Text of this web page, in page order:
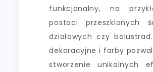
funkcjonalny, na
postaci przeszklonych
działowych czy
dekoracyjne i farby
stworzenie unikalnych